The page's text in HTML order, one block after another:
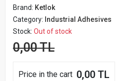
Brand: Ketlok
Category: Industrial Adhesives
Stock: Out of stock
0,00 TL
Price in the cart 0,00 TL